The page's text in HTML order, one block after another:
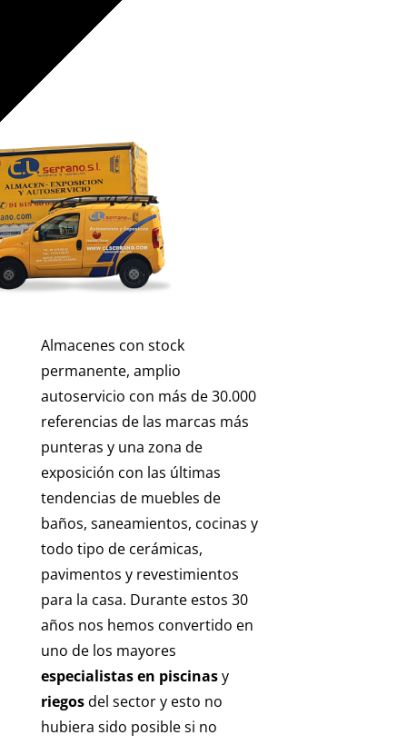
Almacenes con stock
permanente, amplio
autoservicio con más de 30.000
referencias de las marcas más
punteras y una zona de
exposición con las últimas
tendencias de muebles de
baños, saneamientos, cocinas y
todo tipo de cerámicas,
pavimentos y revestimientos
para la casa. Durante estos 30
años nos hemos convertido en
uno de los mayores
especialistas en piscinasy
riegosdel sector y esto no
hubiera sido posible si no